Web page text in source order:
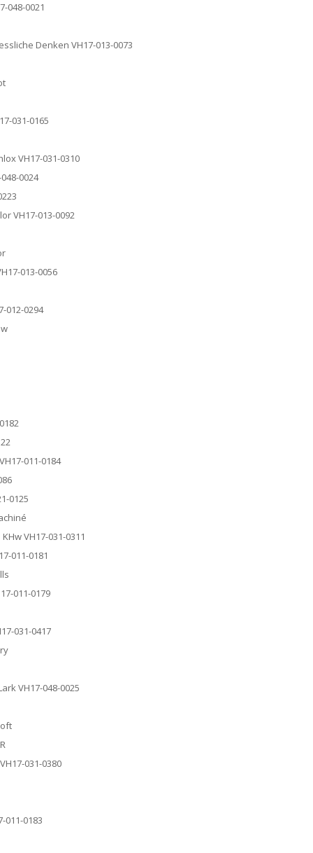
048-0021
Denken VH17-013-0073
031-0165
VH17-031-0310
0024
VH17-013-0092
013-0056
012-0294
011-0184
0125
VH17-031-0311
011-0181
011-0179
031-0417
VH17-048-0025
031-0380
011-0183